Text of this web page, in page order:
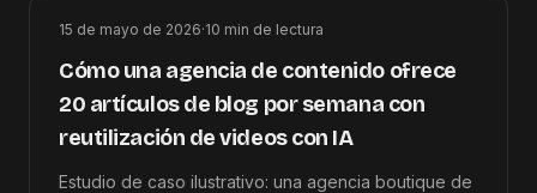
15 de mayo de 2026·10 min de lectura
Cómo una agencia de contenido ofrece
20 artículos de blog por semana con
reutilización de videos con IA
Estudio de caso ilustrativo: una agencia boutique de